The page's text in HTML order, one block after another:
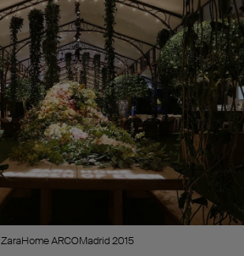
ZaraHome ARCOMadrid 2015